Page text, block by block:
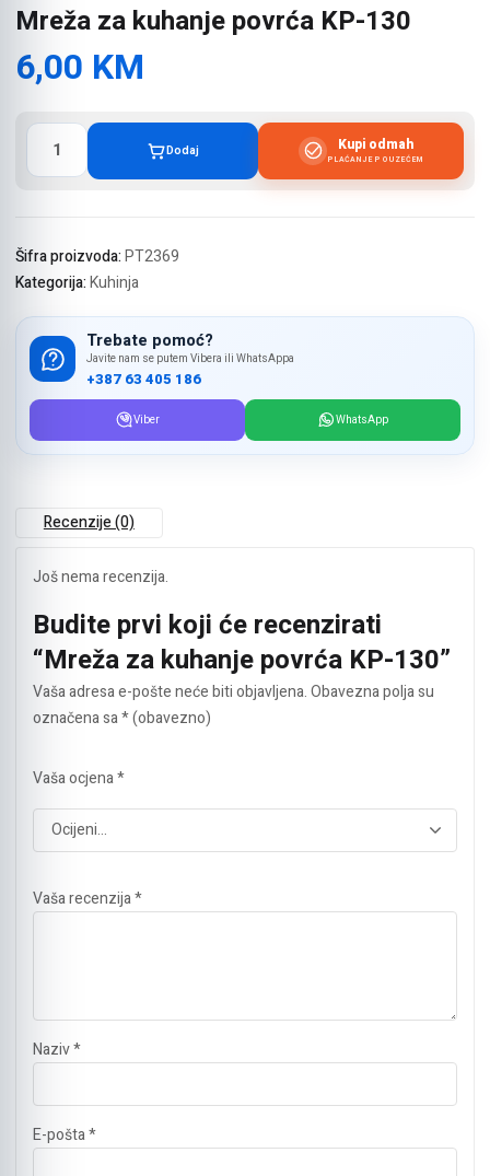
Mreža za kuhanje povrća KP-130
6,00 KM
Mreža
kuhanje
130
količina
Dodaj Kupi odmah
PLAĆANJE POUZEĆEM
Šifra proizvoda:PT2369
Kategorija:Kuhinja
Trebate pomoć?
Javite nam se putem Vibera ili WhatsAppa
+387 63 405 186
Viber WhatsApp
Recenzije (0)
Još nema recenzija.
Budite prvi koji će recenzirati
“Mreža za kuhanje povrća KP-130”
Vaša adresa e-pošte neće biti objavljena.Obavezna polja su
označena sa* (obavezno)
Vaša ocjena*
Vaša recenzija*
Naziv*
E-pošta*